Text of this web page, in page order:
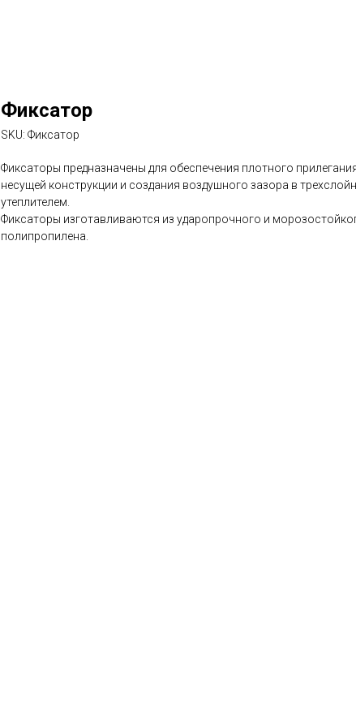
Фиксатор
SKU: Фиксатор
Фиксаторы предназначены для обеспечения плотного
несущей конструкции и создания воздушного зазора в
утеплителем.
Фиксаторы изготавливаются из ударопрочного и
полипропилена.